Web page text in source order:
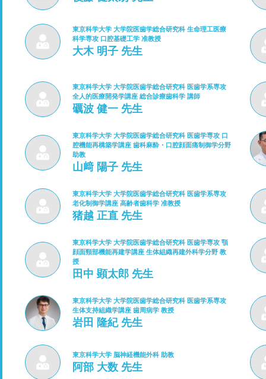
東京科学大学 大学院医歯学総合研究科 生命理工医療
科学専攻 口腔基礎工学 准教授
大木 明子 先生
東京科学大学 大学院医歯学総合研究科 医歯学系専攻
全人的医療開発学講座 総合診療歯科学 講師
礪波 健一 先生
東京科学大学 大学院医歯学総合研究科 医歯学専攻 口
腔機能再構築学講座 歯科麻酔・口腔顔面痛制御学分野
助教
山﨑 陽子 先生
東京科学大学 大学院医歯学総合研究科 医歯学系専攻
老化制御学講座 高齢者歯科学 准教授
猪越 正直 先生
東京科学大学 大学院医歯学総合研究科 医歯学専攻 顎
顔面頸部機能再建学講座 生体組織再建外科学分野 教
授
田中 顕太郎 先生
東京科学大学 大学院医歯学総合研究科 医歯学系専攻
生体支持組織学講座 歯周病学 教授
岩田 隆紀 先生
東京科学大学 脳神経機能外科 助教
阿部 大数 先生